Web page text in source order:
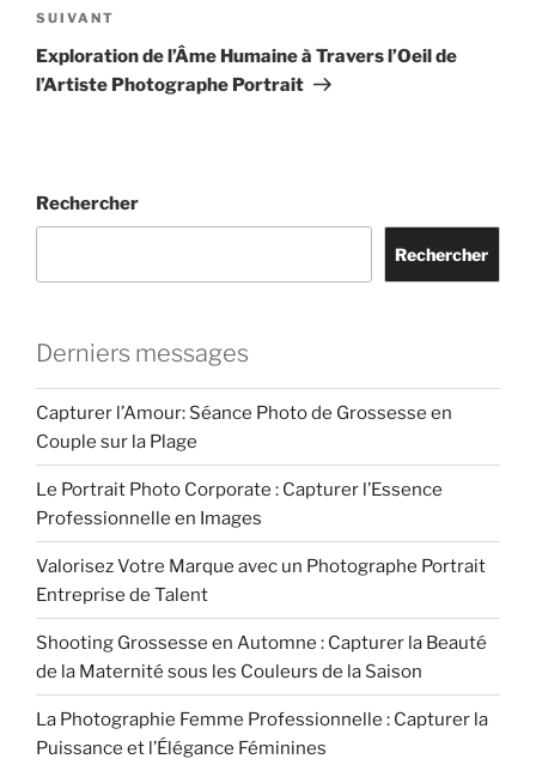
Article
suivant
SUIVANT
Exploration de l’Âme Humaine à Travers l’Oeil de
l’Artiste Photographe Portrait
Rechercher
Rechercher
Derniers messages
Capturer l’Amour: Séance Photo de Grossesse en
Couple sur la Plage
Le Portrait Photo Corporate : Capturer l’Essence
Professionnelle en Images
Valorisez Votre Marque avec un Photographe Portrait
Entreprise de Talent
Shooting Grossesse en Automne : Capturer la Beauté
de la Maternité sous les Couleurs de la Saison
La Photographie Femme Professionnelle : Capturer la
Puissance et l’Élégance Féminines